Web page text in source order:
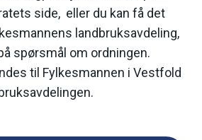
side, eller du kan få det
landbruksavdeling,
spørsmål om ordningen.
til Fylkesmannen i Vestfold